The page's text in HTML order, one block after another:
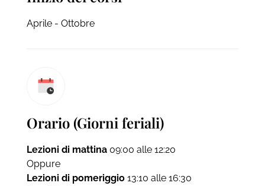
Aprile - Ottobre
Orario (Giorni feriali)
Lezioni di mattina09:00 alle 12:20
Oppure
Lezioni di pomeriggio13:10 alle 16:30